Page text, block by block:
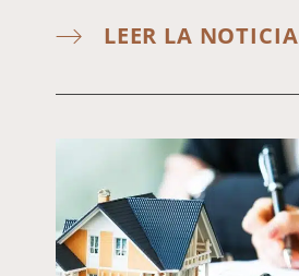
LEER LA NOTICIA